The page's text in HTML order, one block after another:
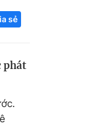
nghệ tương lai
sẻ
phát